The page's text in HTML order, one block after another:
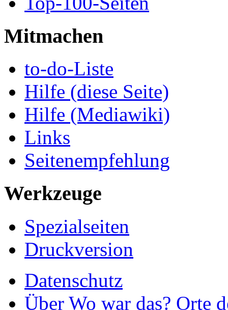
Mitmachen
to-do-Liste
Hilfe (diese Seite)
Hilfe (Mediawiki)
Links
Seitenempfehlung
Werkzeuge
Spezialseiten
Druckversion
Datenschutz
Über Wo war das? Orte